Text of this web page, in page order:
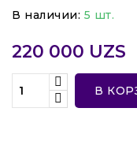
В наличии: 5 шт.
220 000 UZS
В